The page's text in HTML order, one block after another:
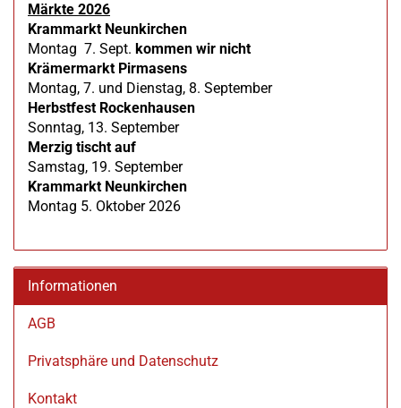
Märkte 2026
Krammarkt Neunkirchen
Montag 7. Sept. kommen wir nicht
Krämermarkt Pirmasens
Montag, 7. und Dienstag, 8. September
Herbstfest Rockenhausen
Sonntag, 13. September
Merzig tischt auf
Samstag, 19. September
Krammarkt Neunkirchen
Montag 5. Oktober 2026
Informationen
AGB
Privatsphäre und Datenschutz
Kontakt